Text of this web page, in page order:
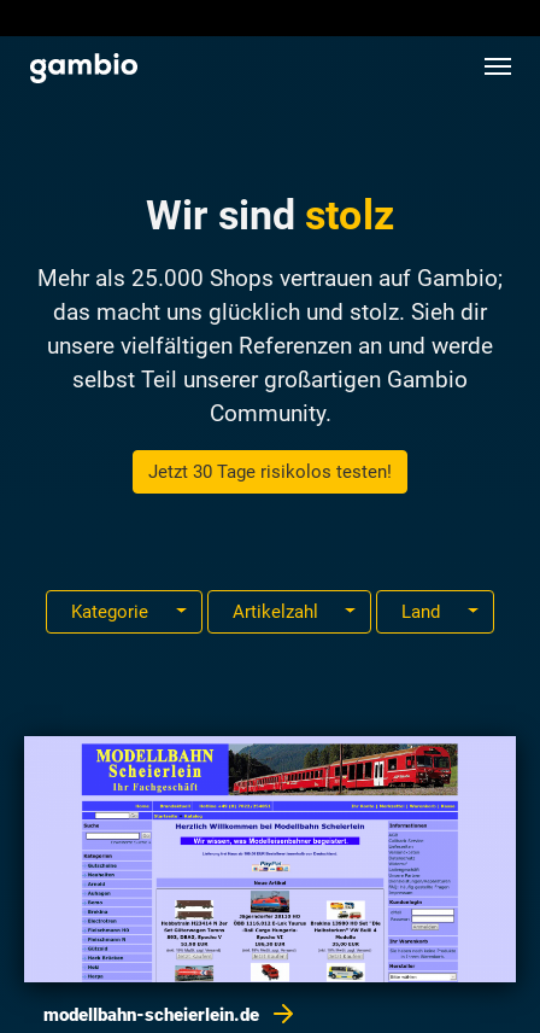
Wir sind stolz
Mehr als 25.000 Shops vertrauen auf Gambio;
das macht uns glücklich und stolz. Sieh dir
unsere vielfältigen Referenzen an und werde
selbst Teil unserer großartigen Gambio
Community.
Jetzt 30 Tage risikolos testen!
Kategorie Artikelzahl Land
modellbahn-scheierlein.de